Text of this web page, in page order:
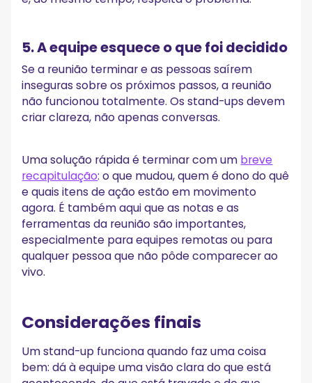
5. A equipe esquece o que foi decidido
Se a reunião terminar e as pessoas saírem
inseguras sobre os próximos passos, a reunião
não funcionou totalmente. Os stand-ups devem
criar clareza, não apenas conversas.
Uma solução rápida é terminar com um breve
recapitulação: o que mudou, quem é dono do quê
e quais itens de ação estão em movimento
agora. É também aqui que as notas e as
ferramentas da reunião são importantes,
especialmente para equipes remotas ou para
qualquer pessoa que não pôde comparecer ao
vivo.
Considerações finais
Um stand-up funciona quando faz uma coisa
bem: dá à equipe uma visão clara do que está